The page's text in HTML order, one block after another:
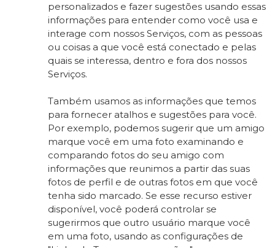
personalizados e fazer sugestões usando essas
informações para entender como você usa e
interage com nossos Serviços, com as pessoas
ou coisas a que você está conectado e pelas
quais se interessa, dentro e fora dos nossos
Serviços.
Também usamos as informações que temos
para fornecer atalhos e sugestões para você.
Por exemplo, podemos sugerir que um amigo
marque você em uma foto examinando e
comparando fotos do seu amigo com
informações que reunimos a partir das suas
fotos de perfil e de outras fotos em que você
tenha sido marcado. Se esse recurso estiver
disponível, você poderá controlar se
sugerirmos que outro usuário marque você
em uma foto, usando as configurações de